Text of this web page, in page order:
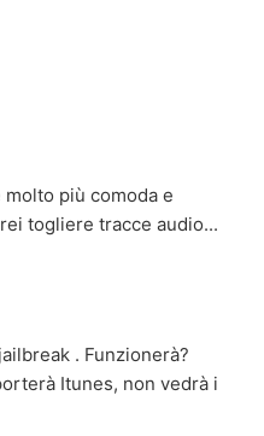
molto più comoda e
togliere tracce audio...
. Funzionerà?
Itunes, non vedrà i